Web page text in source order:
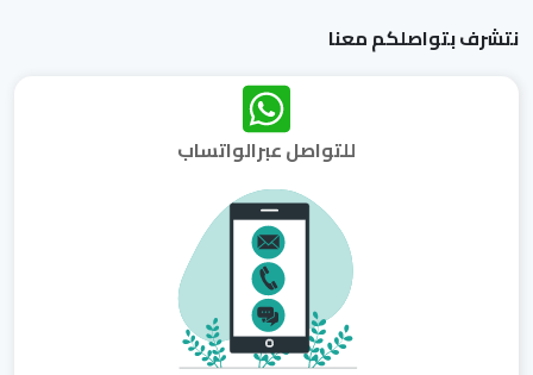
نتشرف بتواصلكم معنا
للتواصل عبرالواتساب